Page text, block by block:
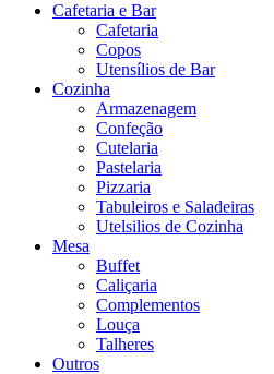
Cafetaria e Bar
Cafetaria
Copos
Utensílios de Bar
Cozinha
Armazenagem
Confeção
Cutelaria
Pastelaria
Pizzaria
Tabuleiros e Saladeiras
Utelsilios de Cozinha
Mesa
Buffet
Caliçaria
Complementos
Louça
Talheres
Outros